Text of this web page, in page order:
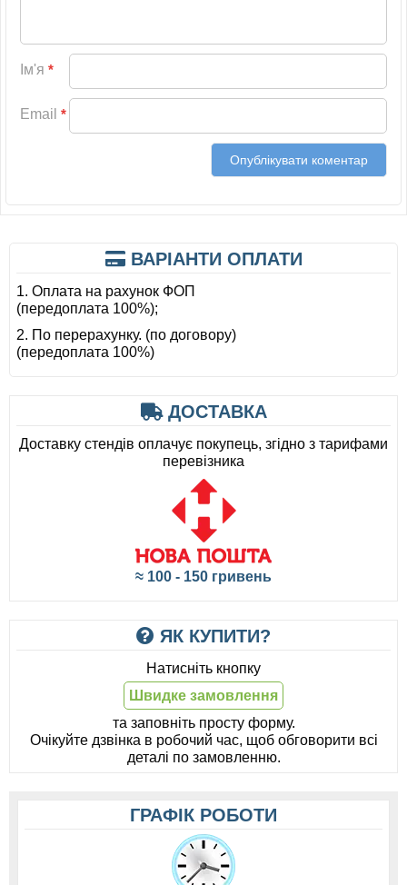
Ім'я *
Email *
ВАРІАНТИ ОПЛАТИ
1. Оплата на рахунок ФОП
(передоплата 100%);
2. По перерахунку. (по договору)
(передоплата 100%)
ДОСТАВКА
Доставку стендів оплачує покупець, згідно з тарифами
перевізника
≈ 100 - 150 гривень
ЯК КУПИТИ?
Натисніть кнопку
Швидке замовлення
та заповніть просту форму.
Очікуйте дзвінка в робочий час, щоб обговорити всі
деталі по замовленню.
ГРАФІК РОБОТИ